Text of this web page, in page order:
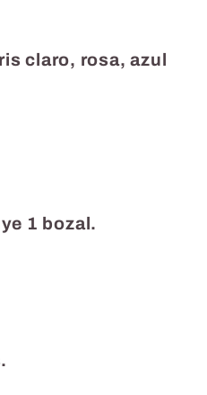
claro, rosa, azul
1 bozal.